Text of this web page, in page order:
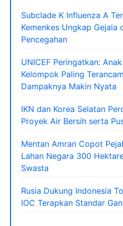
Subclade K Influenza A
Kemenkes Ungkap Gejala
Pencegahan
UNICEF Peringatkan:
Kelompok Paling
Dampaknya Makin Nyata
IKN dan Korea Selatan
Proyek Air Bersih serta
Mentan Amran Copot
Lahan Negara 300
Swasta
Rusia Dukung Indonesia
IOC Terapkan Standar